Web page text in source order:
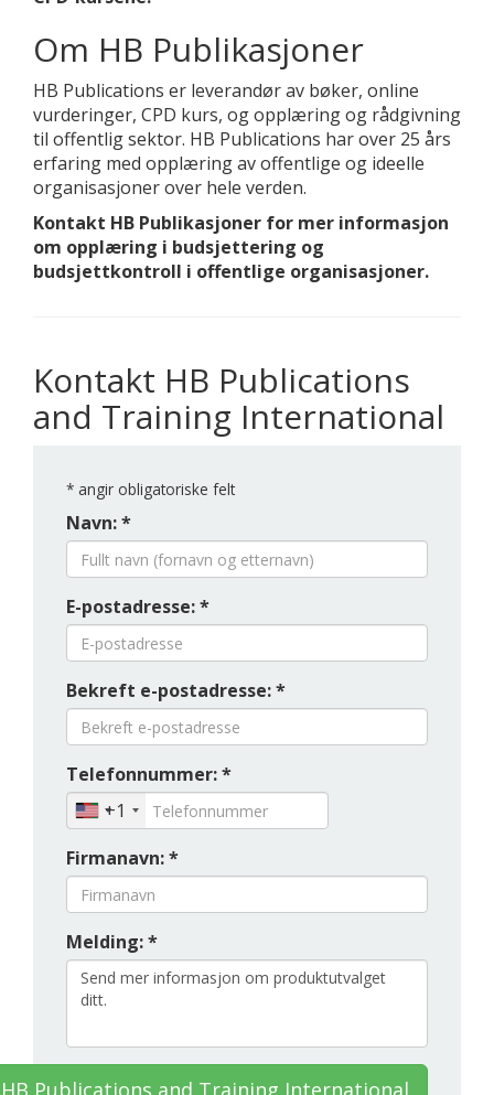
Om HB Publikasjoner
HB Publications er leverandør av bøker, online
vurderinger, CPD kurs, og opplæring og rådgivning
til offentlig sektor. HB Publications har over 25 års
erfaring med opplæring av offentlige og ideelle
organisasjoner over hele verden.
Kontakt HB Publikasjoner for mer informasjon
om opplæring i budsjettering og
budsjettkontroll i offentlige organisasjoner.
Kontakt HB Publications
and Training International
* angir obligatoriske felt
Navn: *
E-postadresse: *
Bekreft e-postadresse: *
Telefonnummer: *
+1
Firmanavn: *
Melding: *
Publications and Training International